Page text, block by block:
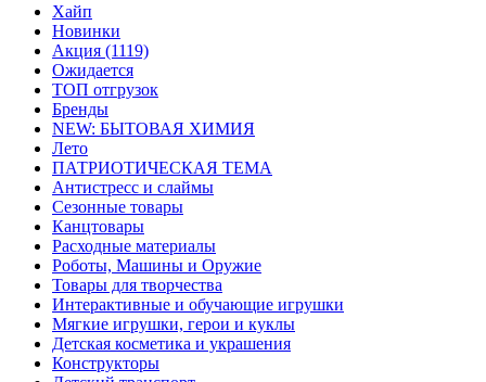
Хайп
Новинки
Акция (1119)
Ожидается
ТОП отгрузок
Бренды
NEW: БЫТОВАЯ ХИМИЯ
Лето
ПАТРИОТИЧЕСКАЯ ТЕМА
Антистресс и слаймы
Сезонные товары
Канцтовары
Расходные материалы
Роботы, Машины и Оружие
Товары для творчества
Интерактивные и обучающие игрушки
Мягкие игрушки, герои и куклы
Детская косметика и украшения
Конструкторы